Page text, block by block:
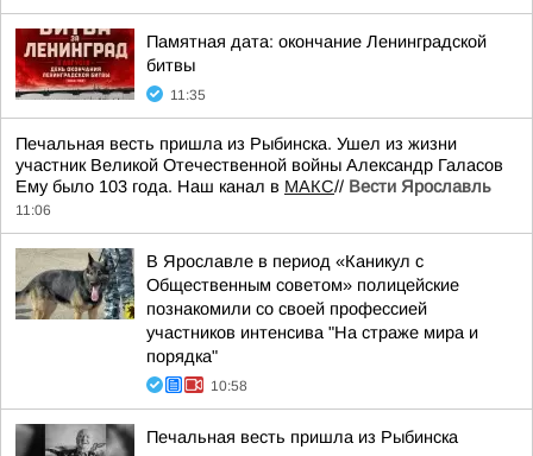
Памятная дата: окончание Ленинградской
битвы
11:35
Печальная весть пришла из Рыбинска. Ушел из жизни
участник Великой Отечественной войны Александр Галасов
Ему было 103 года. Наш канал в МАКС// Вести Ярославль
11:06
В Ярославле в период «Каникул с
Общественным советом» полицейские
познакомили со своей профессией
участников интенсива "На страже мира и
порядка"
10:58
Печальная весть пришла из Рыбинска